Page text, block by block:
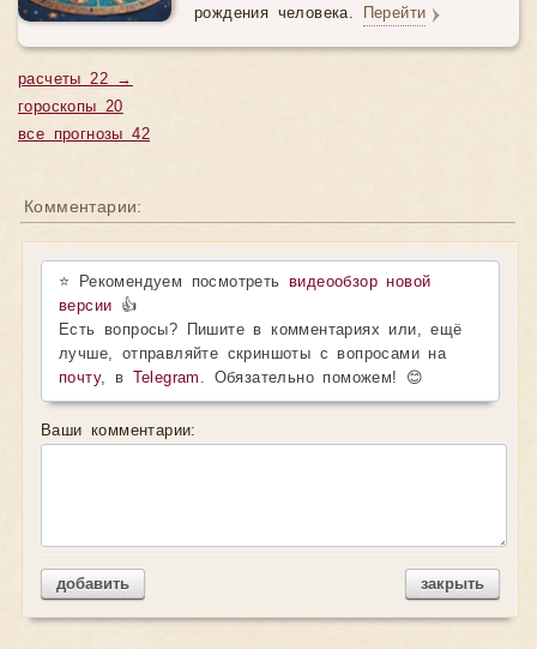
рождения человека. Перейти
расчеты 22 →
гороскопы 20
все прогнозы 42
Комментарии:
⭐ Рекомендуем посмотретьвидеообзор новой
версии 👍
Есть вопросы? Пишите в комментариях или, ещё
лучше, отправляйте скриншоты с вопросами на
почту, в Telegram . Обязательно поможем! 😊
Ваши комментарии:
добавить закрыть